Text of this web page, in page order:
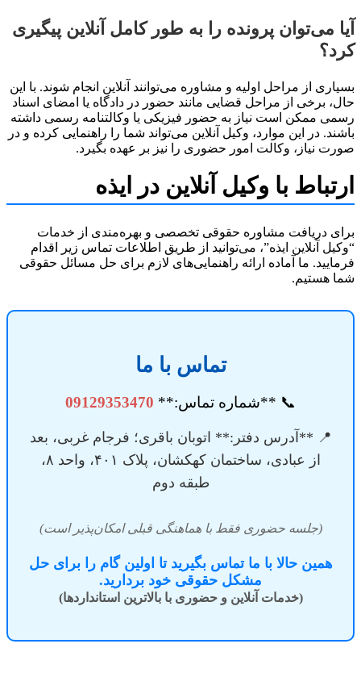
می‌توان پرونده را به طور کامل آنلاین پیگیری
از مراحل اولیه و مشاوره می‌توانند آنلاین انجام شوند. با این
برخی از مراحل قضایی مانند حضور در دادگاه یا امضای اسناد
ممکن است نیاز به حضور فیزیکی یا وکالتنامه رسمی داشته
در این موارد، وکیل آنلاین می‌تواند شما را راهنمایی کرده و در
نیاز، وکالت امور حضوری را نیز بر عهده بگیرد.
با وکیل آنلاین در ایذه
دریافت مشاوره حقوقی تخصصی و بهره‌مندی از خدمات
آنلاین ایذه”، می‌توانید از طریق اطلاعات تماس زیر اقدام
ما آماده ارائه راهنمایی‌های لازم برای حل مسائل حقوقی
هستیم.
تماس با ما
📞 **شماره تماس:**09129353470
📍 **آدرس دفتر:** اتوبان باقری؛ فرجام غربی، بعد
از عبادی، ساختمان کهکشان، پلاک ۴۰۱، واحد ۸،
طبقه دوم
(جلسه حضوری فقط با هماهنگی قبلی امکان‌پذیر است)
همین حالا با ما تماس بگیرید تا اولین گام را برای حل
مشکل حقوقی خود بردارید.
(خدمات آنلاین و حضوری با بالاترین استانداردها)